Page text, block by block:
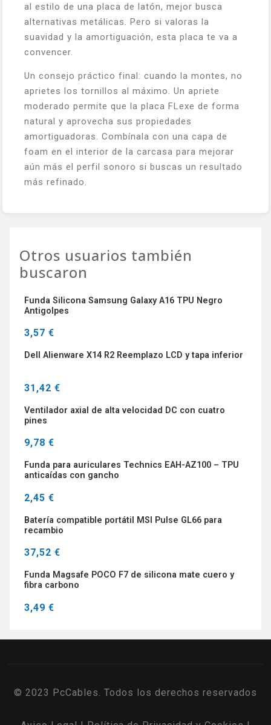
al estilo de una placa de latón, mejor busca
alternativas metálicas. Pero si valoras la
suavidad y la amortiguación, esta placa te va a
convencer.
Un consejo práctico final: cuando la montes, no
aprietes los tornillos al máximo. Un apriete
moderado permite que la placa FLexe de forma
natural y aprovecha sus propiedades
amortiguadoras. Combínala con una capa de
foam en el interior de la carcasa para mejorar
aún más el perfil sonoro si buscas un resultado
más refinado.
Otros usuarios también
buscaron
Funda Silicona Samsung Galaxy A16 TPU Negro
Antigolpes
3,57 €
Dell Alienware X14 R2 Reemplazo LCD y tapa inferior
31,42 €
Ventilador axial de alta velocidad DC con cuatro
pines
9,78 €
Funda para auriculares Technics EAH-AZ100 – TPU
anticaídas con gancho
2,45 €
Batería compatible portátil MSI Pulse GL66 para
recambio
37,52 €
Funda Magsafe POCO F7 de silicona mate cuero y
fibra carbono
3,49 €
© 2023 PcCables. Todos los derechos reservados